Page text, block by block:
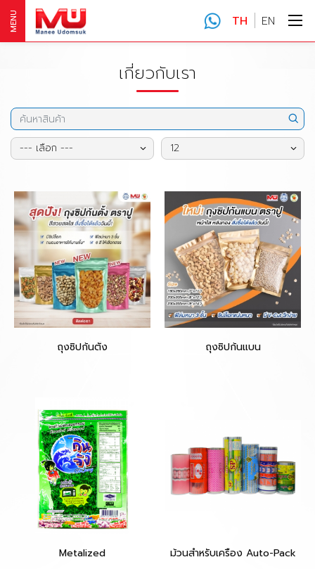
MENU TH EN
เกี่ยวกับเรา
--- เลือก --- 12
ถุงซิปก้นตั้ง ถุงซิปก้นแบน
Metalized ม้วนสำหรับเครื่อง Auto-Pack